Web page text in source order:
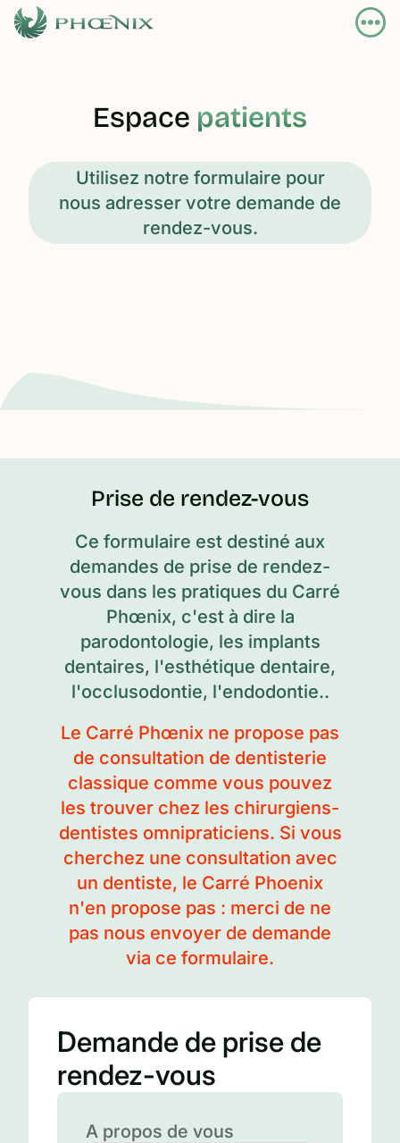
Espace patients
Utilisez notre formulaire pour
nous adresser votre demande de
rendez-vous.
Prise de rendez-vous
Ce formulaire est destiné aux
demandes de prise de rendez-
vous dans les pratiques du Carré
Phœnix, c'est à dire la
parodontologie, les implants
dentaires, l'esthétique dentaire,
l'occlusodontie, l'endodontie..
Le Carré Phœnix ne propose pas
de consultation de dentisterie
classique comme vous pouvez
les trouver chez les chirurgiens-
dentistes omnipraticiens. Si vous
cherchez une consultation avec
un dentiste, le Carré Phoenix
n'en propose pas : merci de ne
pas nous envoyer de demande
via ce formulaire.
Demande de prise de
rendez-vous
A propos de vous